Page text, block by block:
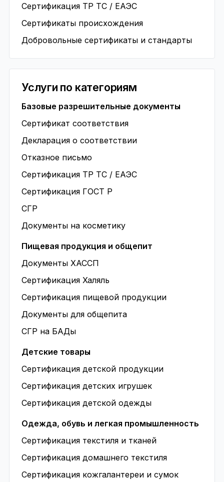
Сертификация ТР ТС / ЕАЭС
Сертификаты происхождения
Добровольные сертификаты и стандарты
Услуги по категориям
Базовые разрешительные документы
Сертификат соответствия
Декларация о соответствии
Отказное письмо
Сертификация ТР ТС / ЕАЭС
Сертификация ГОСТ Р
СГР
Документы на косметику
Пищевая продукция и общепит
Документы ХАССП
Сертификация Халяль
Сертификация пищевой продукции
Документы для общепита
СГР на БАДы
Детские товары
Сертификация детской продукции
Сертификация детских игрушек
Сертификация детской одежды
Одежда, обувь и легкая промышленность
Сертификация текстиля и тканей
Сертификация домашнего текстиля
Сертификация кожгалантереи и сумок